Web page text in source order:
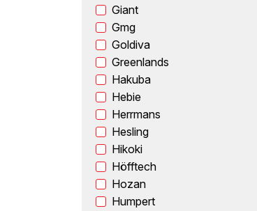
Giant
Gmg
Goldiva
Greenlands
Hakuba
Hebie
Herrmans
Hesling
Hikoki
Höfftech
Hozan
Humpert